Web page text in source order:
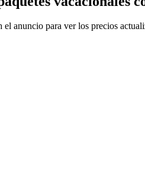
anuncio para ver los precios